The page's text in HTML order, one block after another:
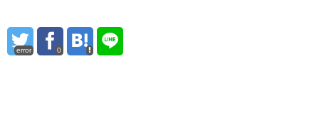
error 0